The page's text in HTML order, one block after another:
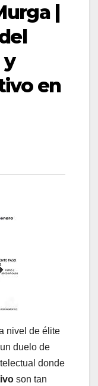
|
y
en
nivel de élite
duelo de
donde
son tan